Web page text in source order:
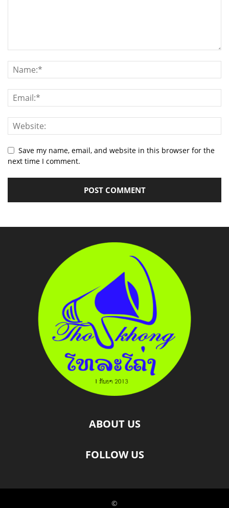
Save my name, email, and website in this browser for the
next time I comment.
ABOUT US
FOLLOW US
©